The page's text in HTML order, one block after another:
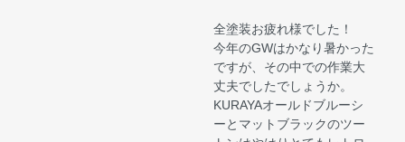
全塗装お疲れ様でした！
今年のGWはかなり暑かった
ですが、その中での作業大
丈夫でしたでしょうか。
KURAYAオールドブルーシ
ーとマットブラックのツー